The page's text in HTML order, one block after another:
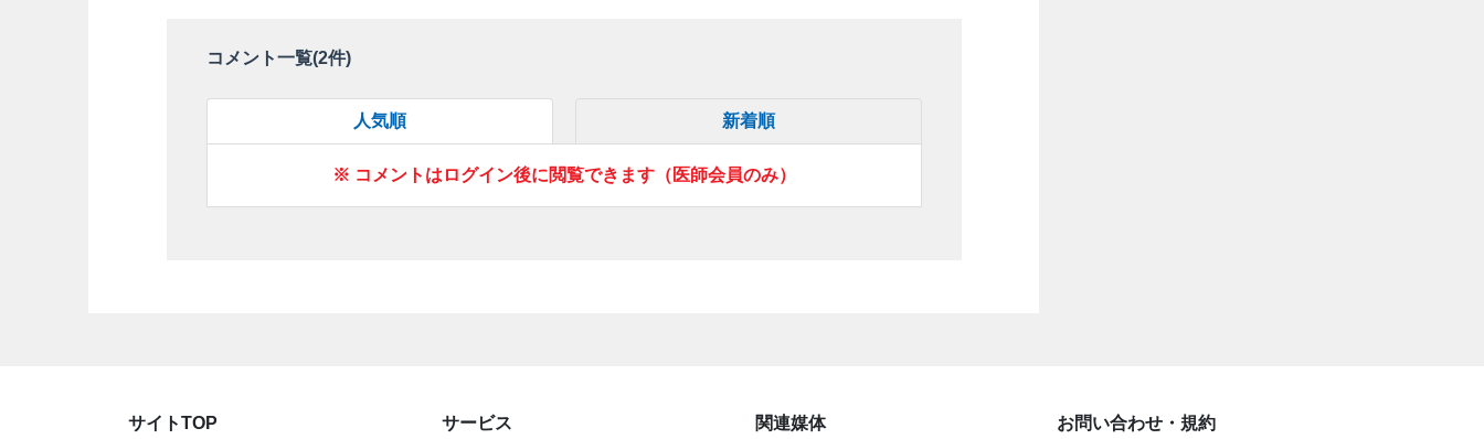
コメント一覧(2件)
人気順 新着順
※ コメントはログイン後に閲覧できます（医師会員のみ）
サイトTOP サービス 関連媒体 お問い合わせ・規約